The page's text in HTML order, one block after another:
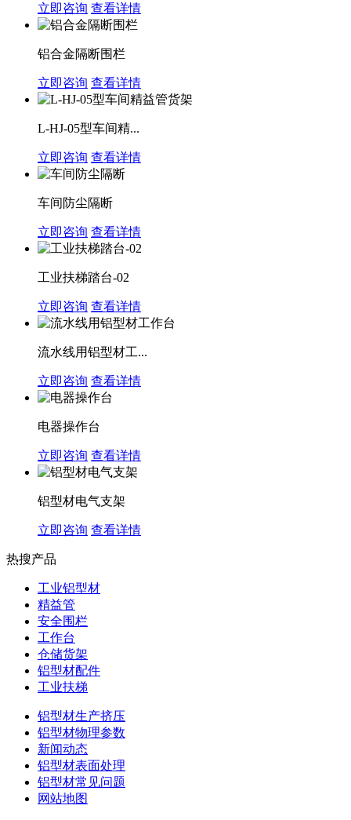
立即咨询 查看详情
铝合金隔断围栏
立即咨询 查看详情
L-HJ-05型车间精...
立即咨询 查看详情
车间防尘隔断
立即咨询 查看详情
工业扶梯踏台-02
立即咨询 查看详情
流水线用铝型材工...
立即咨询 查看详情
电器操作台
立即咨询 查看详情
铝型材电气支架
立即咨询 查看详情
热搜产品
工业铝型材
精益管
安全围栏
工作台
仓储货架
铝型材配件
工业扶梯
铝型材生产挤压
铝型材物理参数
新闻动态
铝型材表面处理
铝型材常见问题
网站地图